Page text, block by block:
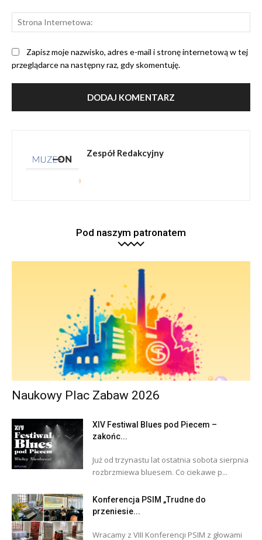
Zapisz moje nazwisko, adres e-mail i stronę internetową w tej
przeglądarce na następny raz, gdy skomentuję.
Zespół Redakcyjny
Pod naszym patronatem
Naukowy Plac Zabaw 2026
XIV Festiwal Blues pod Piecem –
zakońc...
Już od trzynastu lat ostatnia sobota sierpnia
rozbrzmiewa bluesem. Co ciekawe p...
Konferencja PSIM „Trudne do
przeniesie...
Wracamy z VIII Konferencji PSIM z głowami